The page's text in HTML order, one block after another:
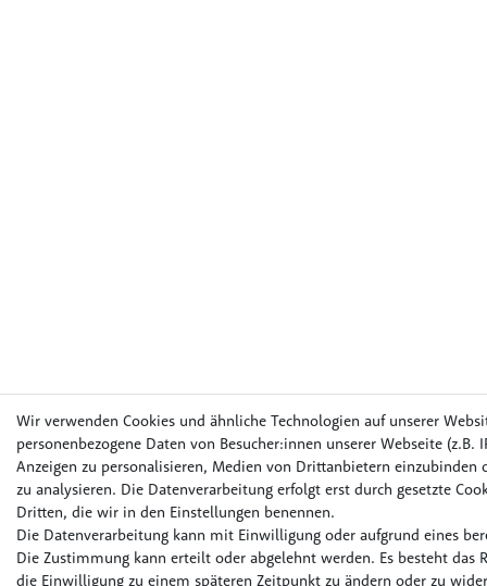
Wir verwenden Cookies und ähnliche Technologien auf unserer
personenbezogene Daten von Besucher:innen unserer Webseite (z.B.
Anzeigen zu personalisieren, Medien von Drittanbietern einzubinden
zu analysieren. Die Datenverarbeitung erfolgt erst durch gesetzte
Dritten, die wir in den Einstellungen benennen.
Die Datenverarbeitung kann mit Einwilligung oder aufgrund eines
Die Zustimmung kann erteilt oder abgelehnt werden. Es besteht das
die Einwilligung zu einem späteren Zeitpunkt zu ändern oder zu